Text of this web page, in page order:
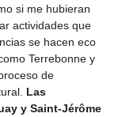
si me hubieran
actividades que
se hacen eco
Terrebonne y
de
Las
y Saint-Jérôme